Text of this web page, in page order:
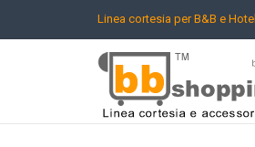
Linea cortesia per B&B e Hotel